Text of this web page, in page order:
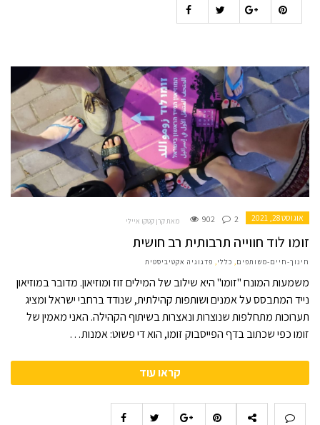
אוגוסט 28, 2021 902 2 מאת קרן קטקו איילי
זומו לוד חווייה תרבותית רב חושית
חינוך-חיים-משותפים, כללי, פדגוגיה אקטיביסטית
משמעות המונח "זומו" היא שילוב של המילים זוז ומוזיאון. מדובר במוזיאון
נייד המתבסס על אמנים ושותפות קהילתית, שנודד ברחבי ישראל ומציג
תערוכות מתחלפות שנוצרות ונאצרות בשיתוף הקהילה. האני מאמין של
זומו כפי שכתוב בדף הפייסבוק זומו, הוא די פשוט: אמנות…
קראו עוד